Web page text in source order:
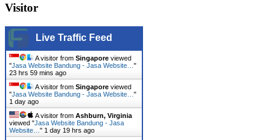
Visitor
Live Traffic Feed
A visitor from Singapore viewed
"Jasa Website Bandung - Jasa Website… "
23 hrs 59 mins ago
A visitor from Singapore viewed
"Jasa Website Bandung - Jasa Website… "
1 day ago
A visitor from Ashburn, Virginia
viewed "Jasa Website Bandung - Jasa
Website… " 1 day 19 hrs ago